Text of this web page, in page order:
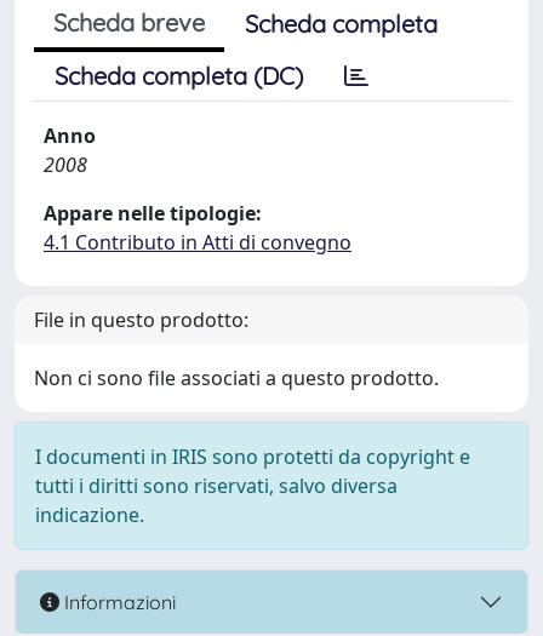
Scheda breve
Scheda completa
Scheda completa (DC)
Anno
2008
Appare nelle tipologie:
4.1 Contributo in Atti di convegno
File in questo prodotto:
Non ci sono file associati a questo prodotto.
I documenti in IRIS sono protetti da copyright e
tutti i diritti sono riservati, salvo diversa
indicazione.
Informazioni